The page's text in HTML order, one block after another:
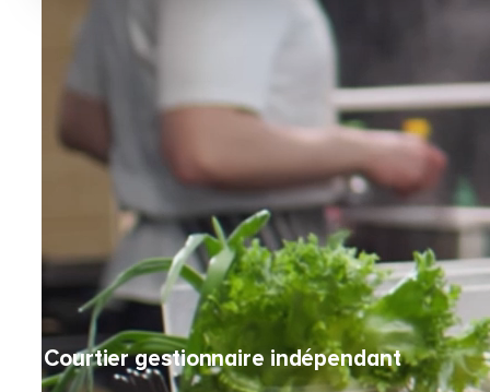
Courtier gestionnaire indépendant